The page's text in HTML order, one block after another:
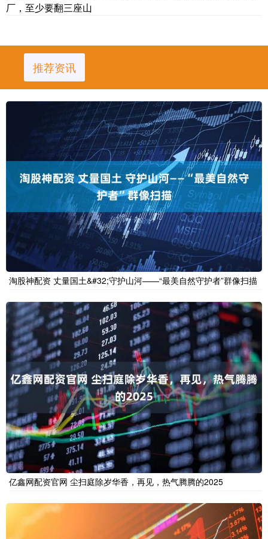
厂，至少要翻三座山
推荐资讯
淘股神配资 丈量国土&#32;守护山河——“最美自然守护者”群像扫描
亿鑫网配资官网 尘扫庭除岁华香，再见，热气腾腾的2025